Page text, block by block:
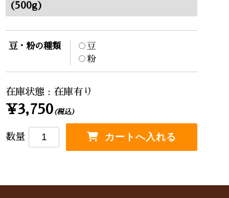
(500g)
豆・粉の種類
豆
粉
在庫状態 : 在庫有り
¥3,750 (税込)
数量